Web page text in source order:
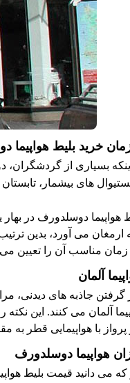
خرید بلیط هواپیما
بسیاری از
های بیشمار،
هواپیما دوسلدورف در
به ارمغان می آورد، بدین
مناسب آن را تعیین می
آلمان
گرفتن جاذبه های دیدنی،
با هواپیمایی قطر به مقصد آلمان با یک
هواپیما دوسلدورف
که می دانید قیمت بلیط